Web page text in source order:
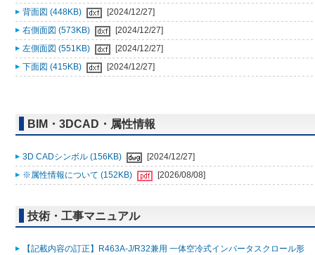
背面図 (448KB)
[2024/12/27]
右側面図 (573KB)
[2024/12/27]
左側面図 (551KB)
[2024/12/27]
下面図 (415KB)
[2024/12/27]
BIM・3DCAD・属性情報
3D CADシンボル (156KB)
[2024/12/27]
※属性情報について (152KB)
[2026/08/08]
技術・工事マニュアル
【記載内容の訂正】R463A-J/R32兼用 一体空冷式インバータスクロール